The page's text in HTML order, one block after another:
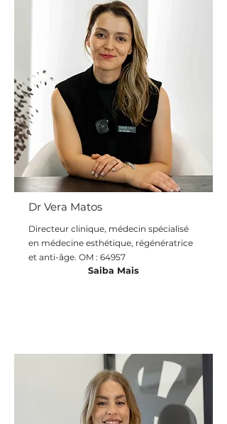
Dr Vera Matos
Directeur clinique, médecin spécialisé
en médecine esthétique, régénératrice
et anti-âge. OM : 64957
Saiba Mais